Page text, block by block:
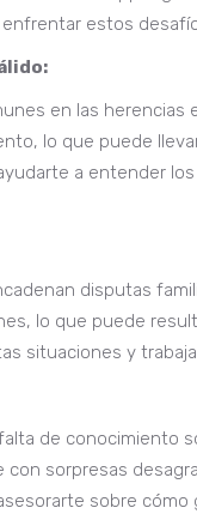
estos
en las
lo que puede
a entender
disputas
lo que puede
situaciones y
de conocimiento
sorpresas
sobre